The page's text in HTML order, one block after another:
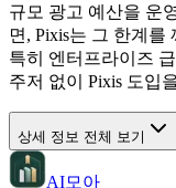
규모 광고 예산을 운
면, Pixis는 그 한계를
특히 엔터프라이즈
주저 없이 Pixis 도입
상세 정보 전체 보기
AI모아